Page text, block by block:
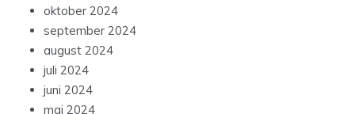
oktober 2024
september 2024
august 2024
juli 2024
juni 2024
maj 2024